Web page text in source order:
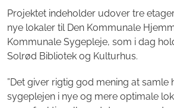
Projektet indeholder udover tre
nye lokaler til Den Kommunale
Kommunale Sygepleje, som i dag
Solrød Bibliotek og Kulturhus.
”Det giver rigtig god mening at samle
sygeplejen i nye og mere optimale